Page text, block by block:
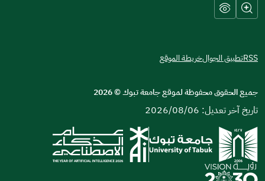
RSSتطبيق الجوالخريطة الموقع
جميع الحقوق محفوظة لموقع جامعة تبوك©
2026
تاريخ آخر تعديل: 2026/08/06